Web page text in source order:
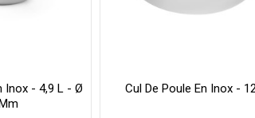
Inox - 4,9 L - Ø
Cul De Poule En Inox -